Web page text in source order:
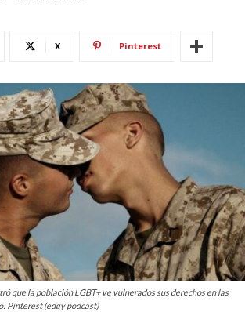
X Pinterest
que la población LGBT+ ve vulnerados sus derechos en las
Pinterest (edgy podcast)